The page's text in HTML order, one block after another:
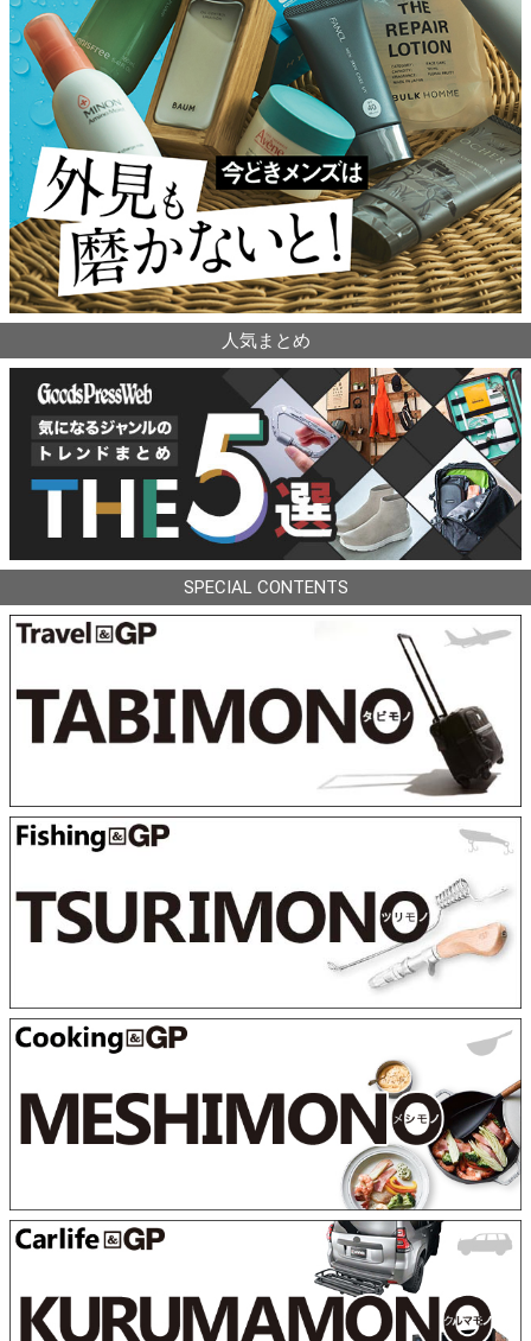
人気まとめ
SPECIAL CONTENTS